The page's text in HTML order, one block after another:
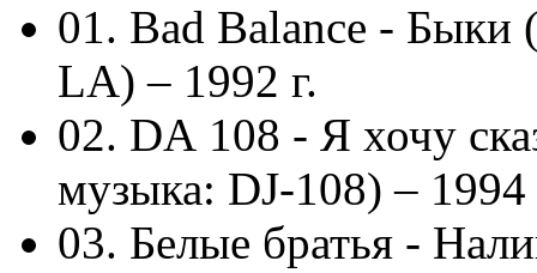
01. Bad Balance -
LА) – 1992 г.
02. DА 108 - Я хочу
музыка: DJ-108) – 1994
03. Белые братья -